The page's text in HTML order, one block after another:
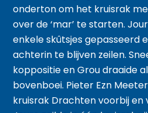
onderton om het kruisrak
over de ‘mar’ te starten.
enkele skûtsjes gepasseerd
achterin te blijven zeilen.
koppositie en Grou draaide
bovenboei. Pieter Ezn
kruisrak Drachten voorbij en